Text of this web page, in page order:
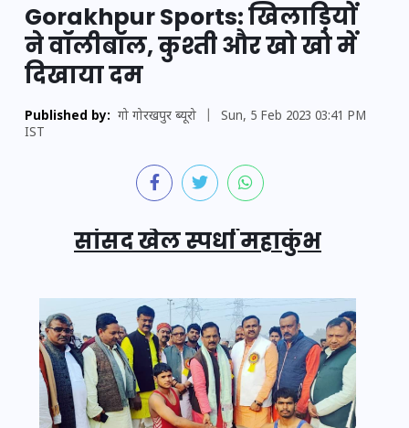
Gorakhpur Sports: खिलाड़ियों
ने वॉलीबॉल, कुश्ती और खो खो में
दिखाया दम
Published by: गो गोरखपुर ब्यूरो
Sun, 5 Feb 2023 03:41 PM
IST
सांसद खेल स्पर्धा महाकुंभ